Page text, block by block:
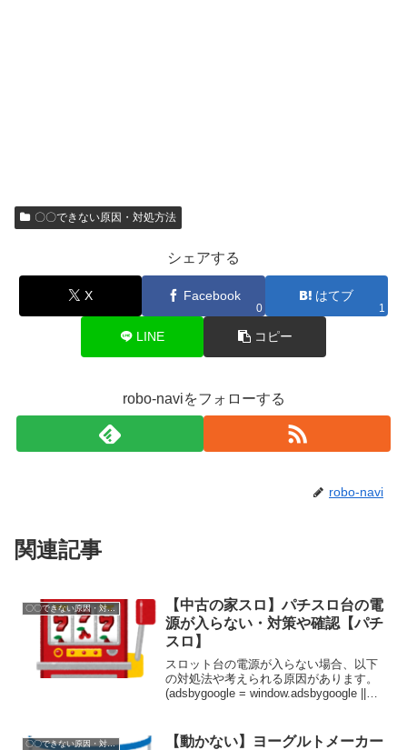
〇〇できない原因・対処方法
シェアする
X Facebook
0
はてブ
1
LINE コピー
robo-naviをフォローする
robo-navi
関連記事
〇〇できない原因・対処方法
【中古の家スロ】パチスロ台の電
源が入らない・対策や確認【パチ
スロ】
スロット台の電源が入らない場合、以下
の対処法や考えられる原因があります。
(adsbygoogle = window.adsbygoogle ||
〇〇できない原因・対処方法
【動かない】ヨーグルトメーカー